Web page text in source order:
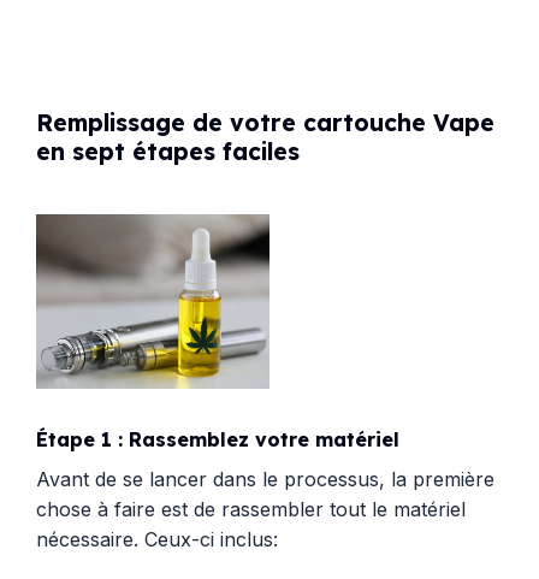
Remplissage de votre cartouche Vape
en sept étapes faciles
Étape 1 : Rassemblez votre matériel
Avant de se lancer dans le processus, la première
chose à faire est de rassembler tout le matériel
nécessaire. Ceux-ci inclus: